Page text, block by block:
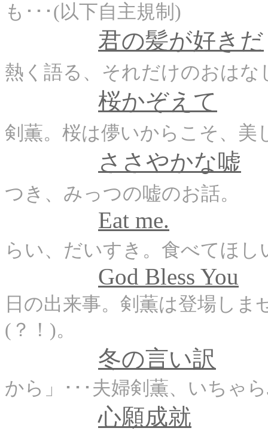
も･･･(以下自主規制)
君の髪が好きだ
熱く語る、それだけのおはな
桜かぞえて
剣薫。桜は儚いからこそ、美
ささやかな嘘
つき、みっつの嘘のお話。
Eat me.
らい、だいすき。食べてほ
God Bless You
日の出来事。剣薫は登場しま
(？！)。
冬の言い訳
から」･･･夫婦剣薫、いちゃ
心願成就